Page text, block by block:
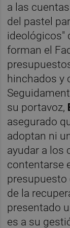
a las
del pastel
ideológicos"
forman el
hinchados y
su portavoz,
asegurado
adoptan ni
ayudar a los
contentarse
presupuesto
de la
presentado
es a su